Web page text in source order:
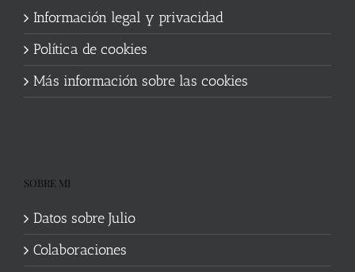
Información legal y privacidad
Política de cookies
Más información sobre las cookies
SOBRE MI
Datos sobre Julio
Colaboraciones